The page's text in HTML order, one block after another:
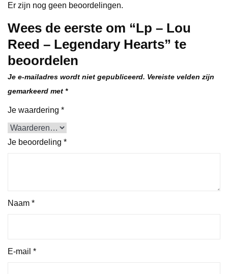
Er zijn nog geen beoordelingen.
Wees de eerste om “Lp – Lou
Reed – Legendary Hearts” te
beoordelen
Je e-mailadres wordt niet gepubliceerd. Vereiste velden zijn
gemarkeerd met *
Je waardering *
Je beoordeling *
Naam *
E-mail *